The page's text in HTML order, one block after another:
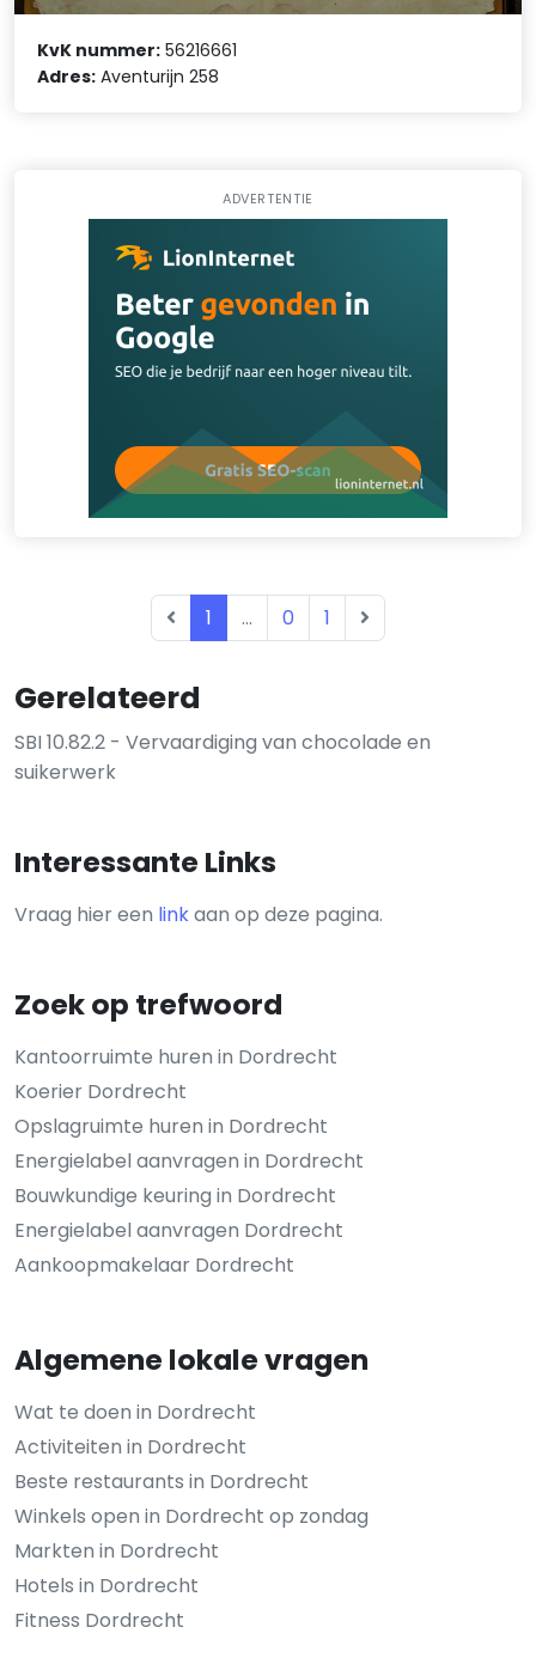
Gerelateerd
SBI 10.82.2 - Vervaardiging van chocolade en
suikerwerk
Interessante Links
Vraag hier een linkaan op deze pagina.
Zoek op trefwoord
Kantoorruimte huren in Dordrecht
Koerier Dordrecht
Opslagruimte huren in Dordrecht
Energielabel aanvragen in Dordrecht
Bouwkundige keuring in Dordrecht
Energielabel aanvragen Dordrecht
Aankoopmakelaar Dordrecht
Algemene lokale vragen
Wat te doen in Dordrecht
Activiteiten in Dordrecht
Beste restaurants in Dordrecht
Winkels open in Dordrecht op zondag
Markten in Dordrecht
Hotels in Dordrecht
Fitness Dordrecht
KvK nummer: 56216661
Adres: Aventurijn 258
ADVERTENTIE
1 ... 0 1